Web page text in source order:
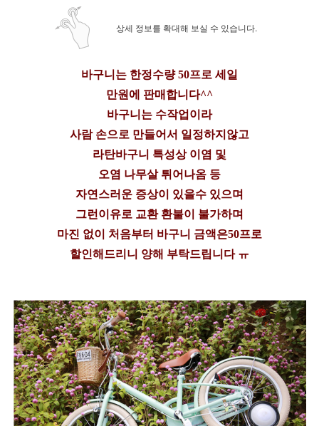
상세 정보를 확대해 보실 수 있습니다.
바구니는 한정수량 50프로 세일
만원에 판매합니다^^
바구니는 수작업이라
사람 손으로 만들어서 일정하지않고
라탄바구니 특성상 이염 및
오염 나무살 튀어나옴 등
자연스러운 증상이 있을수 있으며
그런이유로 교환 환불이 불가하며
마진 없이 처음부터 바구니 금액은50프로
할인해드리니 양해 부탁드립니다 ㅠ